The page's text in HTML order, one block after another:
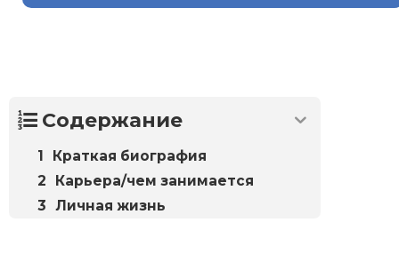
Содержание
Краткая биография
Карьера/чем занимается
Личная жизнь